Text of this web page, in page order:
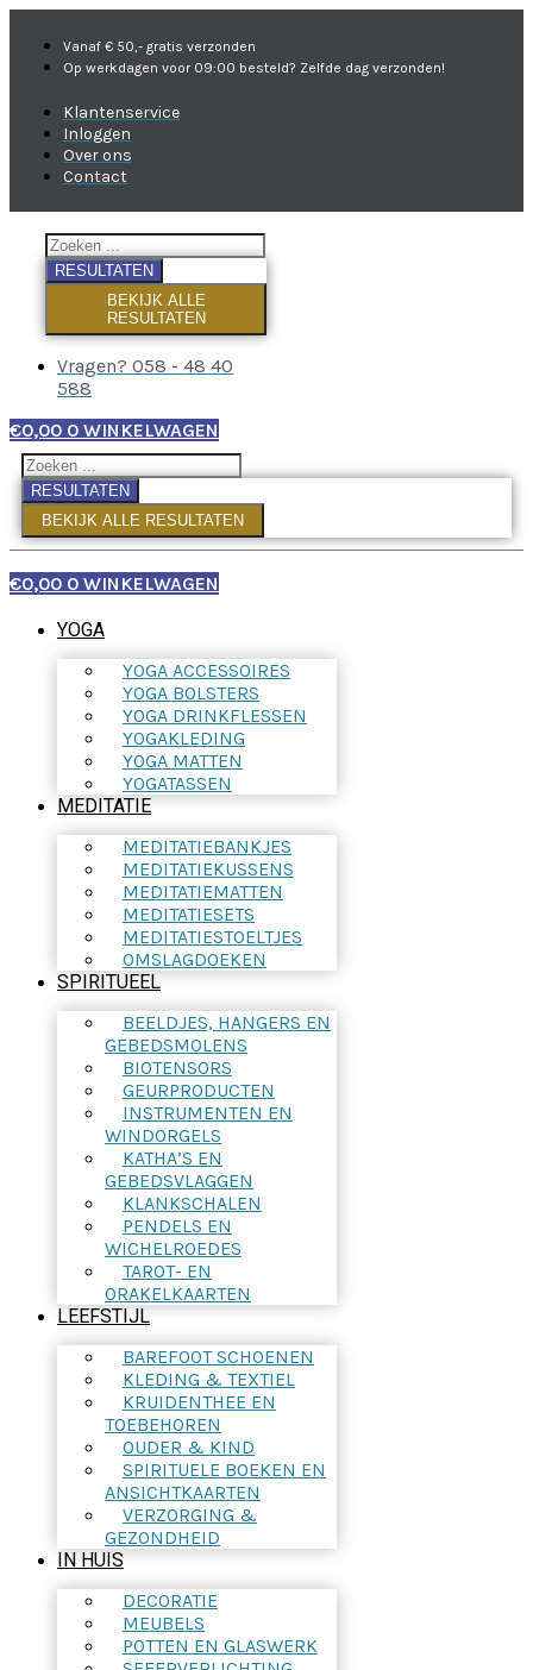
Vanaf € 50,- gratis verzonden
Op werkdagen voor 09:00 besteld? Zelfde dag verzonden!
Klantenservice
Inloggen
Over ons
Contact
RESULTATEN
BEKIJK ALLE
RESULTATEN
Vragen? 058 - 48 40
588
€0,00 0 WINKELWAGEN
RESULTATEN
BEKIJK ALLE RESULTATEN
€0,00 0 WINKELWAGEN
YOGA
YOGA ACCESSOIRES
YOGA BOLSTERS
YOGA DRINKFLESSEN
YOGAKLEDING
YOGA MATTEN
YOGATASSEN
MEDITATIE
MEDITATIEBANKJES
MEDITATIEKUSSENS
MEDITATIEMATTEN
MEDITATIESETS
MEDITATIESTOELTJES
OMSLAGDOEKEN
SPIRITUEEL
BEELDJES, HANGERS EN
GEBEDSMOLENS
BIOTENSORS
GEURPRODUCTEN
INSTRUMENTEN EN
WINDORGELS
KATHA’S EN
GEBEDSVLAGGEN
KLANKSCHALEN
PENDELS EN
WICHELROEDES
TAROT- EN
ORAKELKAARTEN
LEEFSTIJL
BAREFOOT SCHOENEN
KLEDING & TEXTIEL
KRUIDENTHEE EN
TOEBEHOREN
OUDER & KIND
SPIRITUELE BOEKEN EN
ANSICHTKAARTEN
VERZORGING &
GEZONDHEID
IN HUIS
DECORATIE
MEUBELS
POTTEN EN GLASWERK